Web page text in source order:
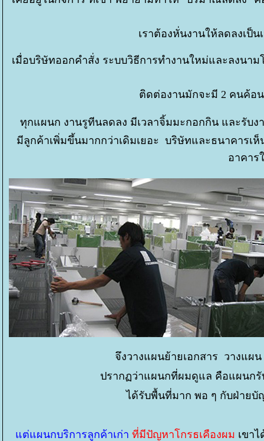
เราต้องหั่นงานให้ลดลงเป็
เมื่อบริษัทออกคำสั่ง ระบบวิธีการทำงานใหม่และลงน
ติดต่องานมักจะมี 2 คนค้อ
ทุกแผนก งานรูทีนลดลง มีเวลาจิ้มมะกอกกิน และรับ
มีลูกค้าเพิ่มขึ้นมากกว่าเดิมเยอะ บริษัทและธนาคารเ
อาคาร
จึงวางแผนย้ายเอกสาร วางแ
ปรากฏว่าแผนกที่ผมดูแล คือแผนก
ได้รับพื้นที่มาก พอ ๆ กับฝ่ายบั
ต่แผนกบริการลูกค้าเก่า ที่มีปัญหาโกรธเคืองผม เขา